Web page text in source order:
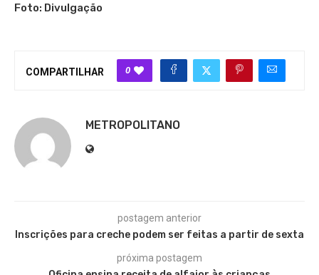
Foto: Divulgação
COMPARTILHAR 0
METROPOLITANO
postagem anterior
Inscrições para creche podem ser feitas a partir de sexta
próxima postagem